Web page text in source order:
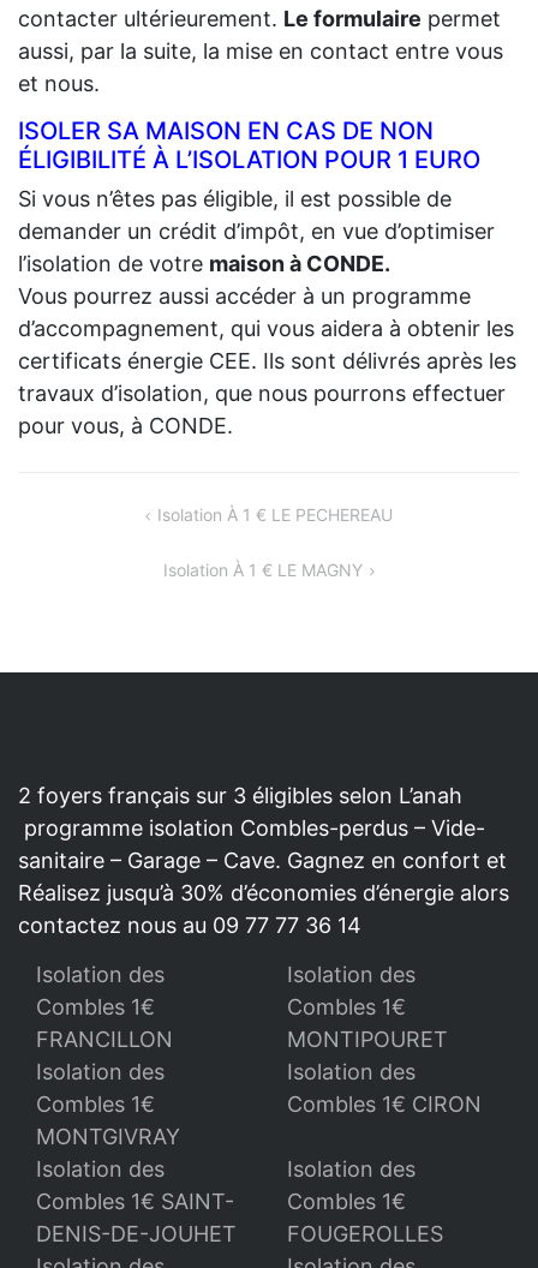
contacter ultérieurement. Le formulaire permet
aussi, par la suite, la mise en contact entre vous
et nous.
ISOLER SA MAISON EN CAS DE NON
ÉLIGIBILITÉ À L’ISOLATION POUR 1 EURO
Si vous n’êtes pas éligible, il est possible de
demander un crédit d’impôt, en vue d’optimiser
l’isolation de votre maison à CONDE.
Vous pourrez aussi accéder à un programme
d’accompagnement, qui vous aidera à obtenir les
certificats énergie CEE. Ils sont délivrés après les
travaux d’isolation, que nous pourrons effectuer
pour vous, à CONDE.
NAVIGATIONIsolation À 1 € LE PECHEREAU
Isolation À 1 € LE MAGNY
2 foyers français sur 3 éligibles selon L’anah
programme isolation Combles-perdus – Vide-
sanitaire – Garage – Cave. Gagnez en confort et
Réalisez jusqu’à 30% d’économies d’énergie alors
contactez nous au 09 77 77 36 14
Isolation des
Combles 1€
FRANCILLON
Isolation des
Combles 1€
MONTIPOURET
Isolation des
Combles 1€
MONTGIVRAY
Isolation des
Combles 1€ CIRON
Isolation des
Combles 1€ SAINT-
DENIS-DE-JOUHET
Isolation des
Combles 1€
FOUGEROLLES